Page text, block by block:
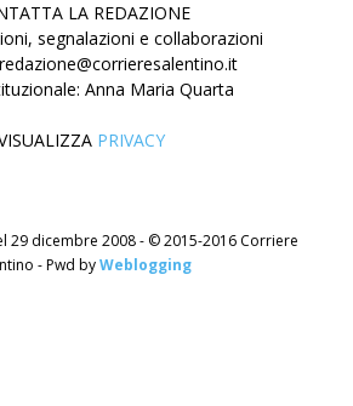
LA REDAZIONE
segnalazioni e collaborazioni
Anna Maria Quarta
PRIVACY
29 dicembre 2008 - © 2015-2016 Corriere
- Pwd byWeblogging